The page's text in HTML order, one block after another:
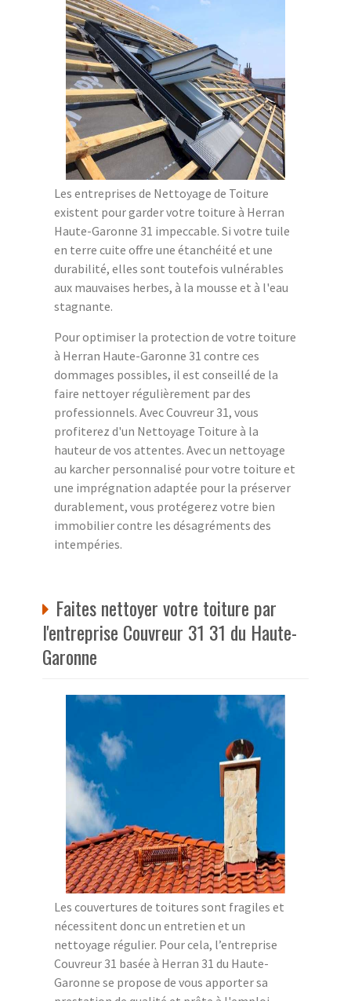
Les entreprises de Nettoyage de Toiture
existent pour garder votre toiture à Herran
Haute-Garonne 31 impeccable. Si votre tuile
en terre cuite offre une étanchéité et une
durabilité, elles sont toutefois vulnérables
aux mauvaises herbes, à la mousse et à l'eau
stagnante.
Pour optimiser la protection de votre toiture
à Herran Haute-Garonne 31 contre ces
dommages possibles, il est conseillé de la
faire nettoyer régulièrement par des
professionnels. Avec Couvreur 31, vous
profiterez d'un Nettoyage Toiture à la
hauteur de vos attentes. Avec un nettoyage
au karcher personnalisé pour votre toiture et
une imprégnation adaptée pour la préserver
durablement, vous protégerez votre bien
immobilier contre les désagréments des
intempéries.
Faites nettoyer votre toiture par
l'entreprise Couvreur 31 31 du Haute-
Garonne
Les couvertures de toitures sont fragiles et
nécessitent donc un entretien et un
nettoyage régulier. Pour cela, l’entreprise
Couvreur 31 basée à Herran 31 du Haute-
Garonne se propose de vous apporter sa